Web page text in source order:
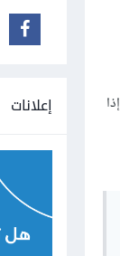
، فإن خادومك سيجري عملية ping لنفسه باستخدام بطاقة loopback؛ يمكن الاستفادة أيضًا من بطاقة loopback إذا
إعلانات